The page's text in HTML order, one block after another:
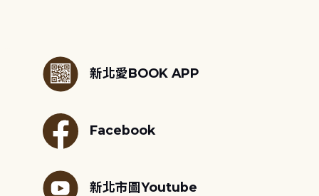
新北愛BOOK APP
Facebook
新北市圖Youtube